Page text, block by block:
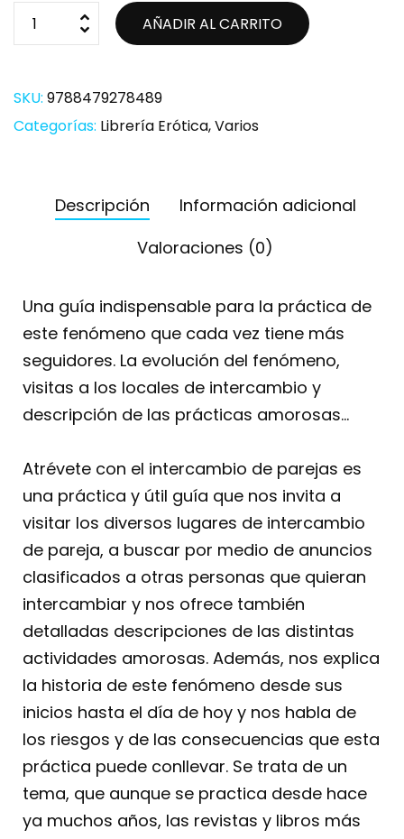
AÑADIR AL CARRITO
SKU: 9788479278489
Categorías: Librería Erótica,Varios
Descripción
Información adicional
Valoraciones (0)
Una guía indispensable para la práctica de
este fenómeno que cada vez tiene más
seguidores. La evolución del fenómeno,
visitas a los locales de intercambio y
descripción de las prácticas amorosas…
Atrévete con el intercambio de parejas es
una práctica y útil guía que nos invita a
visitar los diversos lugares de intercambio
de pareja, a buscar por medio de anuncios
clasificados a otras personas que quieran
intercambiar y nos ofrece también
detalladas descripciones de las distintas
actividades amorosas. Además, nos explica
la historia de este fenómeno desde sus
inicios hasta el día de hoy y nos habla de
los riesgos y de las consecuencias que esta
práctica puede conllevar. Se trata de un
tema, que aunque se practica desde hace
ya muchos años, las revistas y libros más